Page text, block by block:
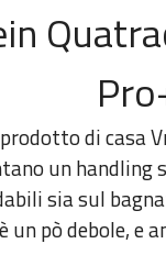
di casa
un handling
sia sul
un pò debole, e